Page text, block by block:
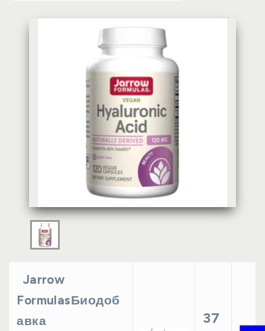
Jarrow
FormulasБиодоб
авка
37